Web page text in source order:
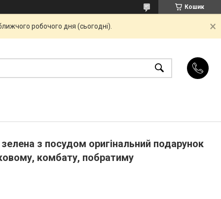
Кошик
робочого дня (сьогодні).
з посудом оригінальний подарунок
комбату, побратиму